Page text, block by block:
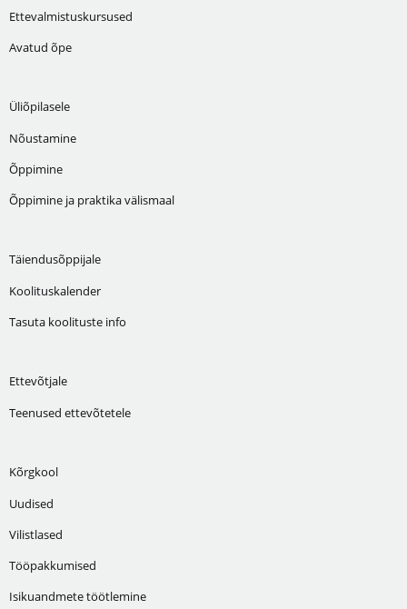
Ettevalmistuskursused
Avatud õpe
Üliõpilasele
Nõustamine
Õppimine
Õppimine ja praktika välismaal
Täiendusõppijale
Koolituskalender
Tasuta koolituste info
Ettevõtjale
Teenused ettevõtetele
Kõrgkool
Uudised
Vilistlased
Tööpakkumised
Isikuandmete töötlemine